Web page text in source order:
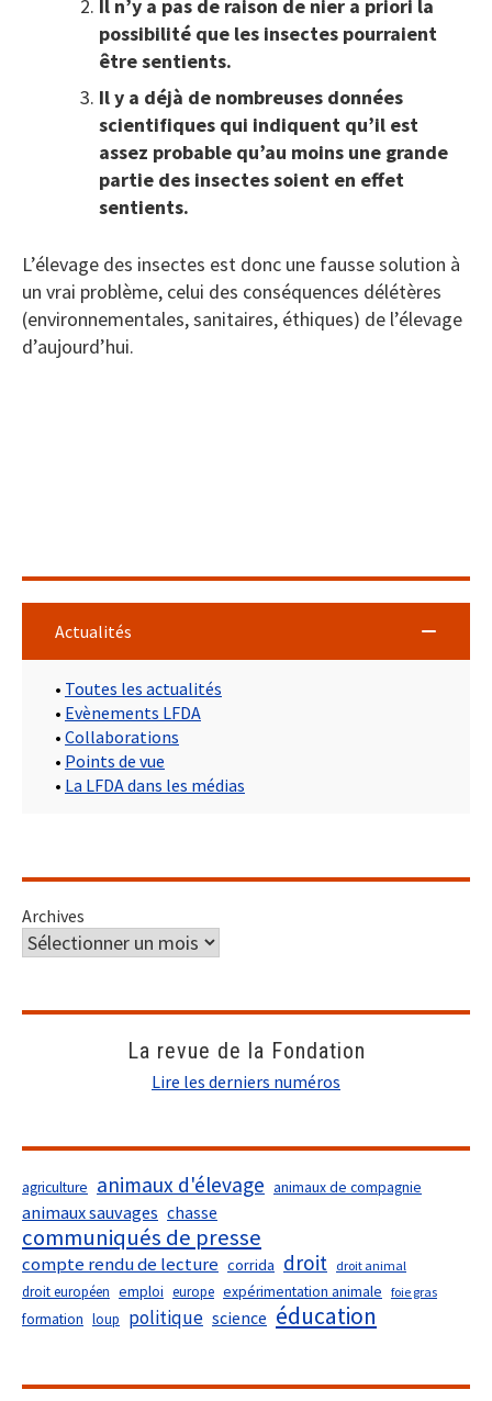
Il n’y a pas de raison de nier a priori la
possibilité que les insectes pourraient
être sentients.
Il y a déjà de nombreuses données
scientifiques qui indiquent qu’il est
assez probable qu’au moins une grande
partie des insectes soient en effet
sentients.
L’élevage des insectes est donc une fausse solution à
un vrai problème, celui des conséquences délétères
(environnementales, sanitaires, éthiques) de l’élevage
d’aujourd’hui.
Actualités
• Toutes les actualités
• Evènements LFDA
• Collaborations
• Points de vue
• La LFDA dans les médias
Archives
La revue de la Fondation
Lire les derniers numéros
agriculture animaux d'élevage animaux de compagnie
animaux sauvages chasse
communiqués de presse
compte rendu de lecture corrida droit droit animal
droit européen emploi europe expérimentation animale foie gras
formation loup politique science éducation